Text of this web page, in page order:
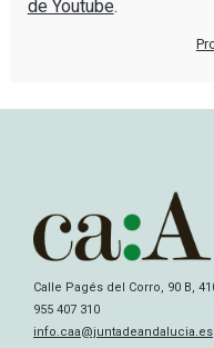
de Youtube.
Calle Pagés del Corro, 90 B,
955 407 310
info.caa@juntadeandalucia.es